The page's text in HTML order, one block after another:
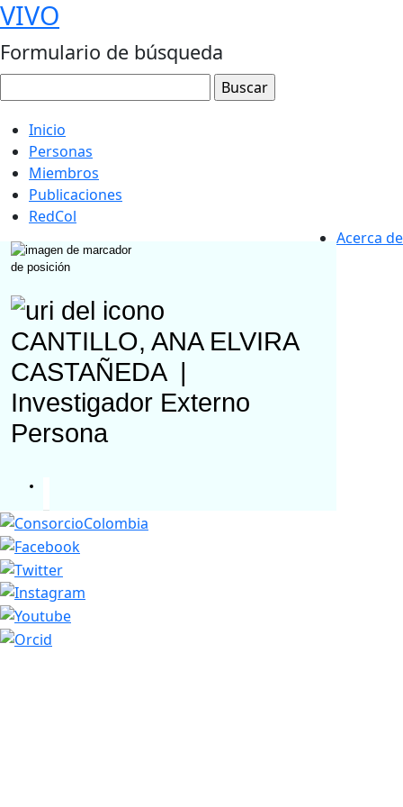
VIVO
Formulario de búsqueda
Inicio
Personas
Miembros
Publicaciones
RedCol
Acerca de
CANTILLO, ANA ELVIRA
CASTAÑEDA
Investigador Externo
Persona